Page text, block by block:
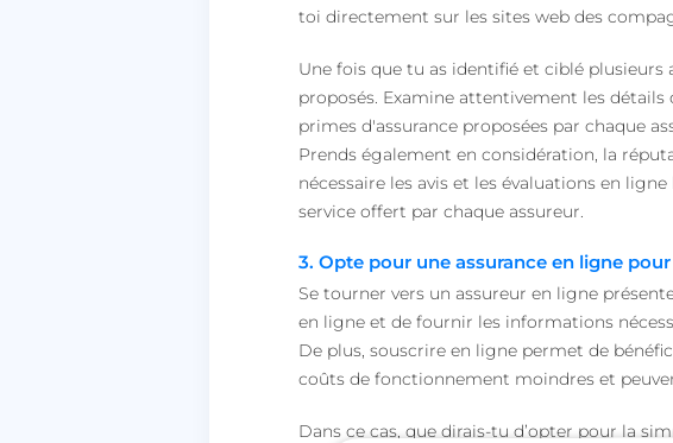
toi directement sur les sites web des
Une fois que tu as identifié et ciblé plusieurs
proposés. Examine attentivement les
primes d'assurance proposées par chaque
Prends également en considération, la
nécessaire les avis et les évaluations en
service offert par chaque assureur.
3. Opte pour une assurance en ligne
Se tourner vers un assureur en ligne
en ligne et de fournir les informations
De plus, souscrire en ligne permet de
coûts de fonctionnement moindres et
Dans ce cas, que dirais-tu d’opter pour la